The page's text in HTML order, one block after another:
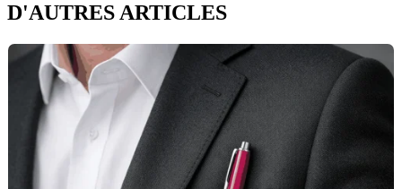
D'AUTRES ARTICLES